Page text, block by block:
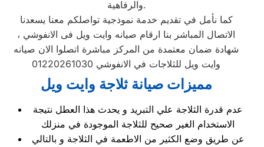
والرفاهية.
كما نأمل في تقديم خدمة نموذجية تواصلكم معنا يسعدنا
الاتصال المباشر بنا ارقام صيانه وايت ويل فى الانفوشي ،
شهادة ضمان معتمدة من المركز مباشرة اتصلوا الان صيانه
وايت ويل للثلاجات في الانفوشي 01220261030
مميزات صيانة ثلاجة وايت ويل
عدم قدرة الثلاجة علي التبريد و يحدث هذا العطل نتيجة
الاستخدام الغير صحيح للثلاجة الموجودة في منزلك
عن طريق وضع الكثير من الاطعمة في الثلاجة و بالتالي